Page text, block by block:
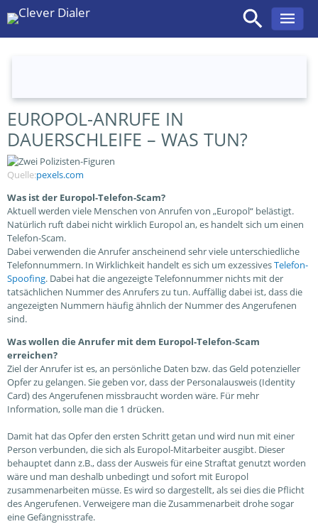
Zum
Inhalt
springen
EUROPOL-ANRUFE IN
DAUERSCHLEIFE – WAS TUN?
Quelle:pexels.com
Was ist der Europol-Telefon-Scam?
Aktuell werden viele Menschen von Anrufen von „Europol“ belästigt.
Natürlich ruft dabei nicht wirklich Europol an, es handelt sich um einen
Telefon-Scam.
Dabei verwenden die Anrufer anscheinend sehr viele unterschiedliche
Telefonnummern. In Wirklichkeit handelt es sich um exzessivesTelefon-
Spoofing. Dabei hat die angezeigte Telefonnummer nichts mit der
tatsächlichen Nummer des Anrufers zu tun. Auffällig dabei ist, dass die
angezeigten Nummern häufig ähnlich der Nummer des Angerufenen
sind.
Was wollen die Anrufer mit dem Europol-Telefon-Scam
erreichen?
Ziel der Anrufer ist es, an persönliche Daten bzw. das Geld potenzieller
Opfer zu gelangen. Sie geben vor, dass der Personalausweis (Identity
Card) des Angerufenen missbraucht worden wäre. Für mehr
Information, solle man die 1 drücken.
Damit hat das Opfer den ersten Schritt getan und wird nun mit einer
Person verbunden, die sich als Europol-Mitarbeiter ausgibt. Dieser
behauptet dann z.B., dass der Ausweis für eine Straftat genutzt worden
wäre und man deshalb unbedingt und sofort mit Europol
zusammenarbeiten müsse. Es wird so dargestellt, als sei dies die Pflicht
des Angerufenen. Verweigere man die Zusammenarbeit drohe sogar
eine Gefängnisstrafe.